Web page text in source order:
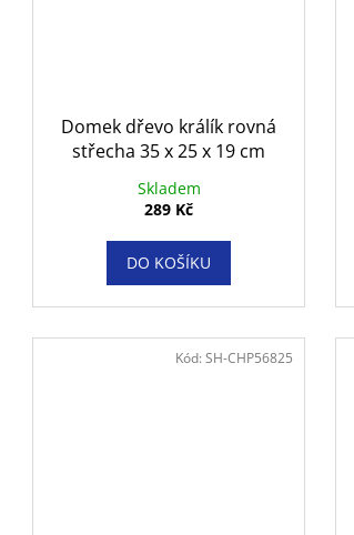
Domek dřevo králík rovná
střecha 35 x 25 x 19 cm
Skladem
289 Kč
DO KOŠÍKU
Kód:SH-CHP56825